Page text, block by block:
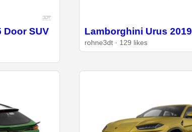
SUV
Lamborghini Urus 2019
rohne3dt · 129 likes